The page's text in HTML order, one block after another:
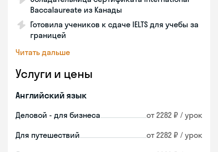
Baccalaureate из Канады
Готовила учеников к сдаче IELTS для учебы за
границей
Читать дальше
Услуги и цены
Английский язык
Деловой - для бизнеса от 2282 ₽ / урок
Для путешествий от 2282 ₽ / урок